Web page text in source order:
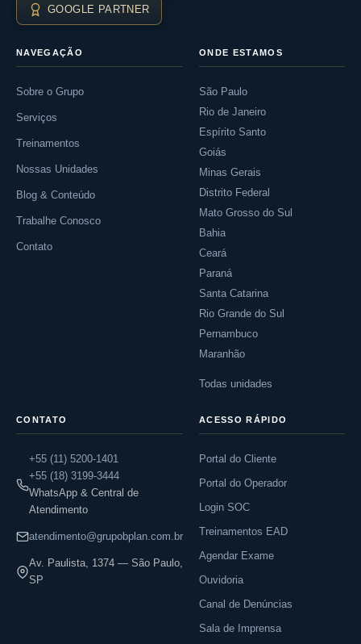
GOOGLE PARTNER
NAVEGAÇÃO
Sobre o Grupo
Serviços
Treinamentos
Nossas Unidades
Blog & Conteúdo
Trabalhe Conosco
Contato
ONDE ESTAMOS
São Paulo
Rio de Janeiro
Espírito Santo
Goiás
Minas Gerais
Distrito Federal
Mato Grosso do Sul
Bahia
Ceará
Paraná
Santa Catarina
Rio Grande do Sul
Pernambuco
Maranhão
Todas unidades
CONTATO
+55 (11) 5200-1401
+55 (18) 3199-3444
WhatsApp & Central de
Atendimento
atendimento@grupobplan.com.br
Av. Paulista, 1374 — São Paulo,
SP
ACESSO RÁPIDO
Portal do Cliente
Portal do Operador
Login SOC
Treinamentos EAD
Agendar Exame
Ouvidoria
Canal de Denúncias
Sala de Imprensa